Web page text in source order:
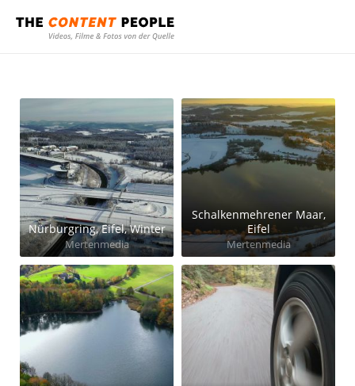
Nürburgring, Eifel, Winter
Mertenmedia
Schalkenmehrener Maar,
Eifel
Mertenmedia